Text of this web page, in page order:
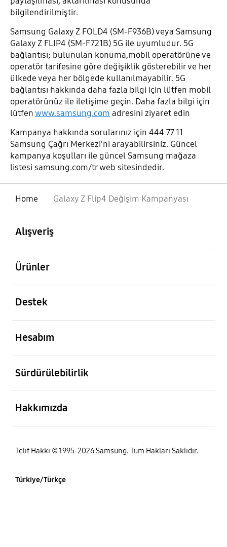
bilgilendirilmiştir.
Samsung Galaxy Z FOLD4 (SM-F936B) veya Samsung
Galaxy Z FLIP4 (SM-F721B) 5G ile uyumludur. 5G
bağlantısı; bulunulan konuma,mobil operatörüne ve
operatör tarifesine göre değişiklik gösterebilir ve her
ülkede veya her bölgede kullanılmayabilir. 5G
bağlantısı hakkında daha fazla bilgi için lütfen mobil
operatörünüz ile iletişime geçin. Daha fazla bilgi için
lütfenwww.samsung.com adresini ziyaret edin
Kampanya hakkında sorularınız için 444 77 11
Samsung Çağrı Merkezi'ni arayabilirsiniz. Güncel
kampanya koşulları ile güncel Samsung mağaza
listesi samsung.com/tr web sitesindedir.
Home Galaxy Z Flip4 Değişim Kampanyası
Alışveriş
Ürünler
Destek
Hesabım
Sürdürülebilirlik
Hakkımızda
Telif Hakkı © 1995-2026 Samsung. Tüm Hakları Saklıdır.
Türkiye/Türkçe